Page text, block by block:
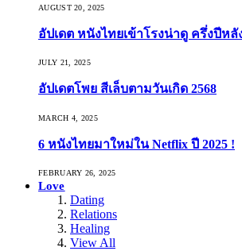
AUGUST 20, 2025
อัปเดต หนังไทยเข้าโรงน่าดู ครึ่งปีหลั
JULY 21, 2025
อัปเดตโพย สีเล็บตามวันเกิด 2568
MARCH 4, 2025
6 หนังไทยมาใหม่ใน Netflix ปี 2025 !
FEBRUARY 26, 2025
Love
Dating
Relations
Healing
View All